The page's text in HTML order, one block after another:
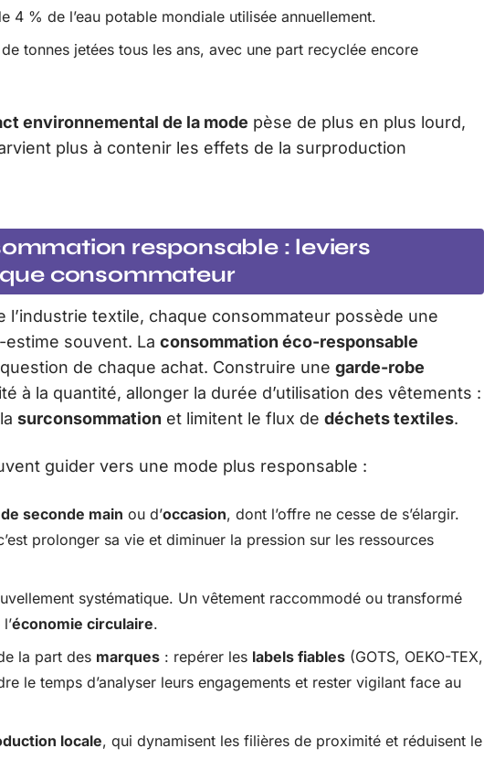
4 % de l’eau potable mondiale utilisée annuellement.
tonnes jetées tous les ans, avec une part recyclée encore
environnemental de la mode pèse de plus en plus lourd,
plus à contenir les effets de la surproduction
responsable : leviers
consommateur
l’industrie textile, chaque consommateur possède une
estime souvent. La consommation éco-responsable
de chaque achat. Construire une garde-robe
à la quantité, allonger la durée d’utilisation des vêtements :
surconsommation et limitent le flux de déchets textiles.
guider vers une mode plus responsable :
seconde main ou d’occasion, dont l’offre ne cesse de s’élargir.
prolonger sa vie et diminuer la pression sur les ressources
systématique. Un vêtement raccommodé ou transformé
économie circulaire.
la part des marques : repérer les labels fiables (GOTS, OEKO-TEX,
le temps d’analyser leurs engagements et rester vigilant face au
locale, qui dynamisent les filières de proximité et réduisent le